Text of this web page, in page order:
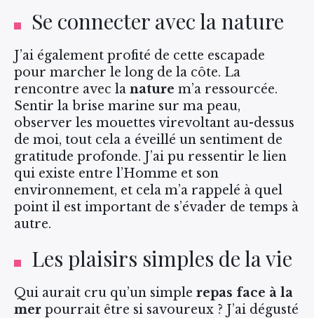
Se connecter avec la nature
J’ai également profité de cette escapade
pour marcher le long de la côte. La
rencontre avec la nature m’a ressourcée.
Sentir la brise marine sur ma peau,
observer les mouettes virevoltant au-dessus
de moi, tout cela a éveillé un sentiment de
gratitude profonde. J’ai pu ressentir le lien
qui existe entre l’Homme et son
environnement, et cela m’a rappelé à quel
point il est important de s’évader de temps à
autre.
Les plaisirs simples de la vie
Qui aurait cru qu’un simple repas face à la
mer pourrait être si savoureux ? J’ai dégusté